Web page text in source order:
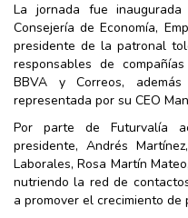
La jornada fue
Consejería de Economía,
presidente de la patronal
responsables de
BBVA y Correos,
representada por su CEO
Por parte de Futurvalía
presidente, Andrés
Laborales, Rosa Martín
nutriendo la red de
a promover el crecimiento de